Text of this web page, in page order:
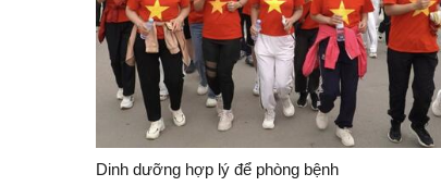
Dinh dưỡng hợp lý để phòng bệnh